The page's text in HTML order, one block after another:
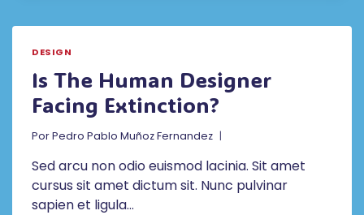
DESIGN
DESIGN
Is The Human Designer
Facing Extinction?
PorPedro Pablo Muñoz Fernandez
Sed arcu non odio euismod lacinia. Sit amet
cursus sit amet dictum sit. Nunc pulvinar
sapien et ligula…